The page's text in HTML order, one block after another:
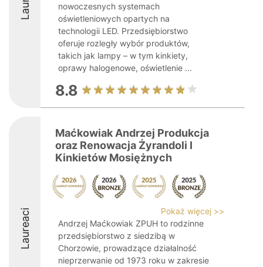
nowoczesnych systemach
oświetleniowych opartych na
technologii LED. Przedsiębiorstwo
oferuje rozległy wybór produktów,
takich jak lampy – w tym kinkiety,
oprawy halogenowe, oświetlenie ...
8.8
Laureaci
Maćkowiak Andrzej Produkcja
oraz Renowacja Żyrandoli I
Kinkietów Mosiężnych
Pokaż więcej >>
Andrzej Maćkowiak ZPUH to rodzinne
przedsiębiorstwo z siedzibą w
Chorzowie, prowadzące działalność
nieprzerwanie od 1973 roku w zakresie